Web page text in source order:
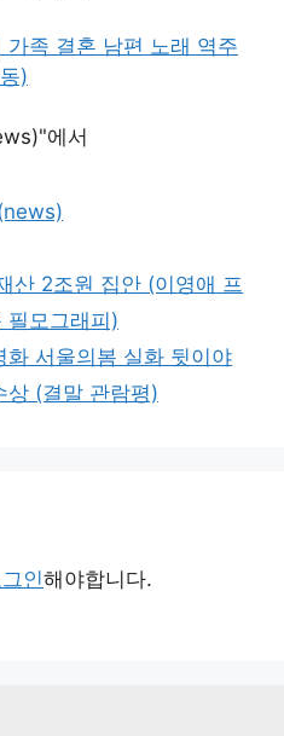
족 결혼 남편 노래 역주
)
에서
산 2조원 집안 (이영애 프
필모그래피)
화 서울의봄 실화 뒷이야
상 (결말 관람평)
인해야합니다.